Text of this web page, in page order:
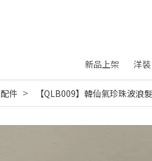
新品上架 洋裝
配件 【QLB009】韓仙氣珍珠波浪